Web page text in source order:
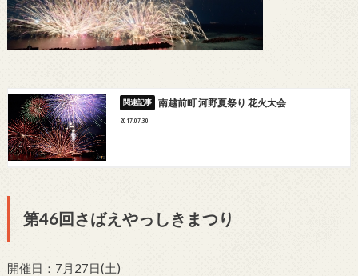
南越前町 河野夏祭り 花火大会
2017.07.30
第46回さばえやっしきまつり
開催日： 7月27日(土)